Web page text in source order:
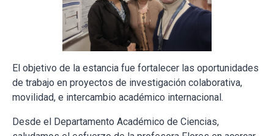
El objetivo de la estancia fue fortalecer las oportunidades
de trabajo en proyectos de investigación colaborativa,
movilidad, e intercambio académico internacional.
Desde el Departamento Académico de Ciencias,